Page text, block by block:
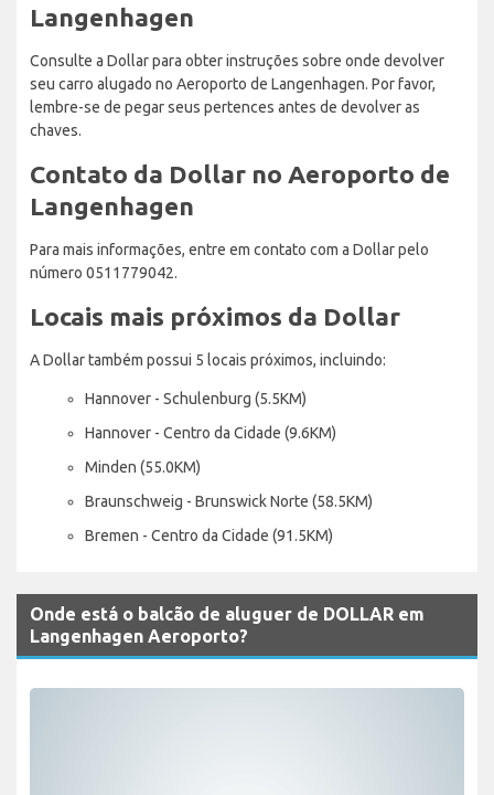
Langenhagen
Consulte a Dollar para obter instruções sobre onde devolver
seu carro alugado no Aeroporto de Langenhagen. Por favor,
lembre-se de pegar seus pertences antes de devolver as
chaves.
Contato da Dollar no Aeroporto de
Langenhagen
Para mais informações, entre em contato com a Dollar pelo
número 0511779042.
Locais mais próximos da Dollar
A Dollar também possui 5 locais próximos, incluindo:
Hannover - Schulenburg (5.5KM)
Hannover - Centro da Cidade (9.6KM)
Minden (55.0KM)
Braunschweig - Brunswick Norte (58.5KM)
Bremen - Centro da Cidade (91.5KM)
Onde está o balcão de aluguer de DOLLAR em
Langenhagen Aeroporto?